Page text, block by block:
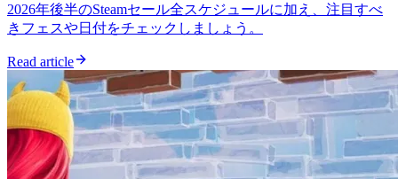
2026年後半のSteamセール全スケジュールに加え、注目すべ
きフェスや日付をチェックしましょう。
Read article